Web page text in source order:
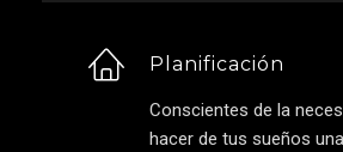
Planificación
Conscientes de la
hacer de tus sueños